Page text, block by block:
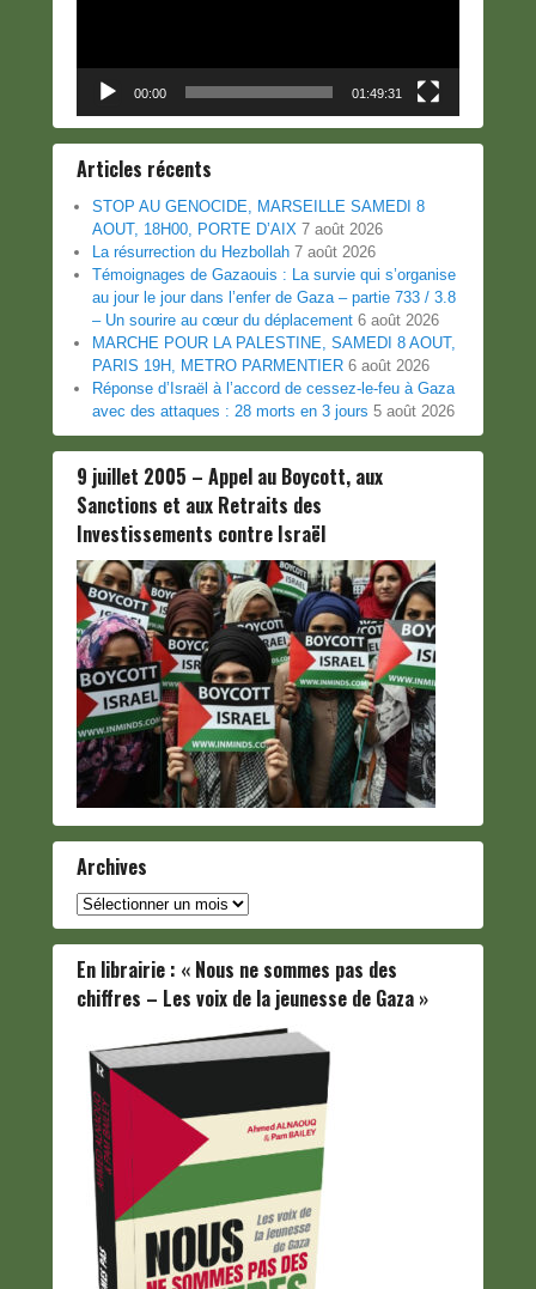
00:00 01:49:31
Articles récents
STOP AU GENOCIDE, MARSEILLE SAMEDI 8
AOUT, 18H00, PORTE D’AIX 7 août 2026
La résurrection du Hezbollah 7 août 2026
Témoignages de Gazaouis : La survie qui s’organise
au jour le jour dans l’enfer de Gaza – partie 733 / 3.8
– Un sourire au cœur du déplacement 6 août 2026
MARCHE POUR LA PALESTINE, SAMEDI 8 AOUT,
PARIS 19H, METRO PARMENTIER 6 août 2026
Réponse d’Israël à l’accord de cessez-le-feu à Gaza
avec des attaques : 28 morts en 3 jours 5 août 2026
9 juillet 2005 – Appel au Boycott, aux
Sanctions et aux Retraits des
Investissements contre Israël
Archives
Archives
En librairie : « Nous ne sommes pas des
chiffres – Les voix de la jeunesse de Gaza »